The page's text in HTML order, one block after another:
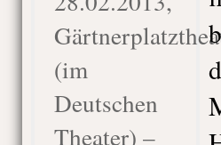
(im
Deutschen
Theater) –